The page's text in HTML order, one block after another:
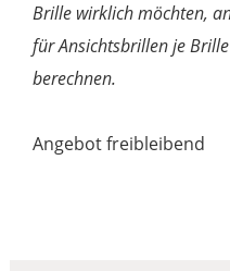
Brille wirklich möchten,
für Ansichtsbrillen je
berechnen.
Angebot freibleibend